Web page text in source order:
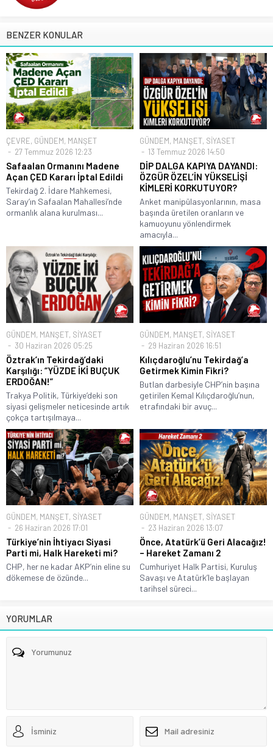
BENZER KONULAR
ÇEVRE, GÜNDEM, MANŞET
27 Temmuz 2026 12:23
Safaalan Ormanını Madene
Açan ÇED Kararı İptal Edildi
Tekirdağ 2. İdare Mahkemesi,
Saray’ın Safaalan Mahallesi’nde
ormanlık alana kurulması...
GÜNDEM, MANŞET, SİYASET
13 Temmuz 2026 14:50
DİP DALGA KAPIYA DAYANDI:
ÖZGÜR ÖZEL’İN YÜKSELİŞİ
KİMLERİ KORKUTUYOR?
Anket manipülasyonlarının, masa
başında üretilen oranların ve
kamuoyunu yönlendirmek
amacıyla...
GÜNDEM, MANŞET, SİYASET
30 Haziran 2026 05:25
Öztrak’ın Tekirdağ’daki
Karşılığı: “YÜZDE İKİ BUÇUK
ERDOĞAN!”
Trakya Politik, Türkiye’deki son
siyasi gelişmeler neticesinde artık
çokça tartışılmaya...
GÜNDEM, MANŞET, SİYASET
29 Haziran 2026 16:51
Kılıçdaroğlu’nu Tekirdağ’a
Getirmek Kimin Fikri?
Butlan darbesiyle CHP’nin başına
getirilen Kemal Kılıçdaroğlu’nun,
etrafındaki bir avuç...
GÜNDEM, MANŞET, SİYASET
26 Haziran 2026 17:01
Türkiye’nin İhtiyacı Siyasi
Parti mi, Halk Hareketi mi?
CHP, her ne kadar AKP’nin eline su
dökemese de özünde...
GÜNDEM, MANŞET, SİYASET
23 Haziran 2026 13:07
Önce, Atatürk’ü Geri Alacağız!
– Hareket Zamanı 2
Cumhuriyet Halk Partisi, Kuruluş
Savaşı ve Atatürk’le başlayan
tarihsel süreci...
YORUMLAR